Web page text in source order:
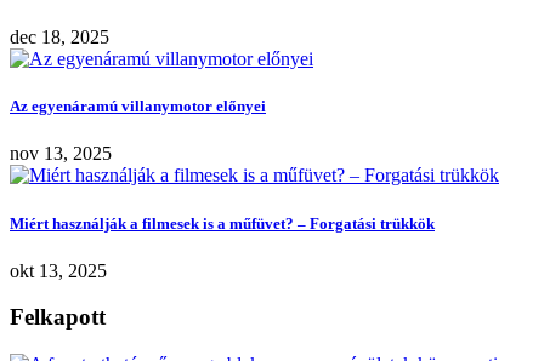
dec 18, 2025
Az egyenáramú villanymotor előnyei
nov 13, 2025
Miért használják a filmesek is a műfüvet? – Forgatási trükkök
okt 13, 2025
Felkapott